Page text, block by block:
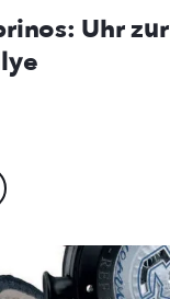
Uhr zur